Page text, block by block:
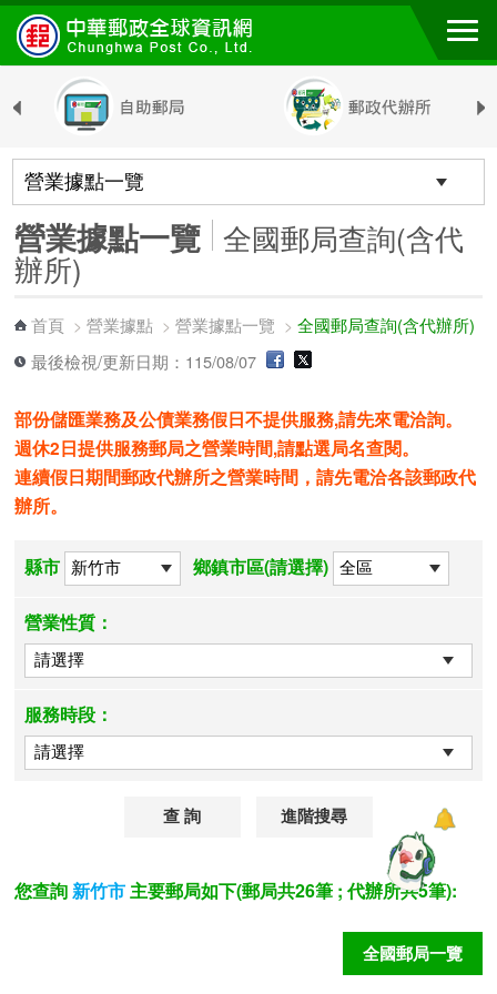
跳到主要內容區塊
營業據點一覽 全國郵局查詢(含代
辦所)
首頁 >營業據點 >營業據點一覽 >全國郵局查詢(含代辦所)
最後檢視/更新日期：115/08/07
部份儲匯業務及公債業務假日不提供服務,請先來電洽詢。
週休2日提供服務郵局之營業時間,請點選局名查閱。
連續假日期間郵政代辦所之營業時間，請先電洽各該郵政代
辦所。
縣市 鄉鎮市區(請選擇)
營業性質：
服務時段：
進階搜尋
您查詢新竹市 主要郵局如下(郵局共26筆 ; 代辦所共5筆):
全國郵局一覽